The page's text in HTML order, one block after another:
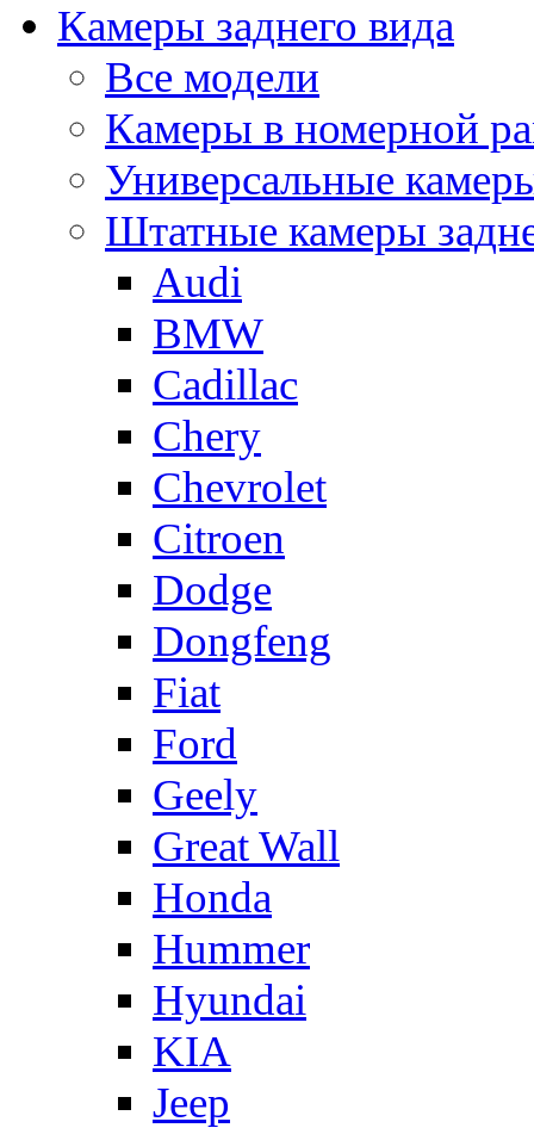
Камеры заднего вида
Все модели
Камеры в номерной
Универсальные
Штатные камеры
Audi
BMW
Cadillac
Chery
Chevrolet
Citroen
Dodge
Dongfeng
Fiat
Ford
Geely
Great Wall
Honda
Hummer
Hyundai
KIA
Jeep